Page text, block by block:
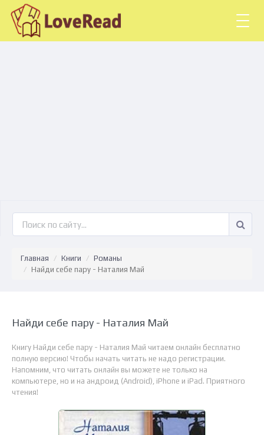
Главная Книги
Романы
Найди себе пару - Наталия Май
Найди себе пару - Наталия Май
Книгу Найди себе пару - Наталия Май читаем онлайн бесплатно
полную версию! Чтобы начать читать не надо регистрации.
Напомним, что читать онлайн вы можете не только на
компьютере, но и на андроид (Android), iPhone и iPad. Приятного
чтения!